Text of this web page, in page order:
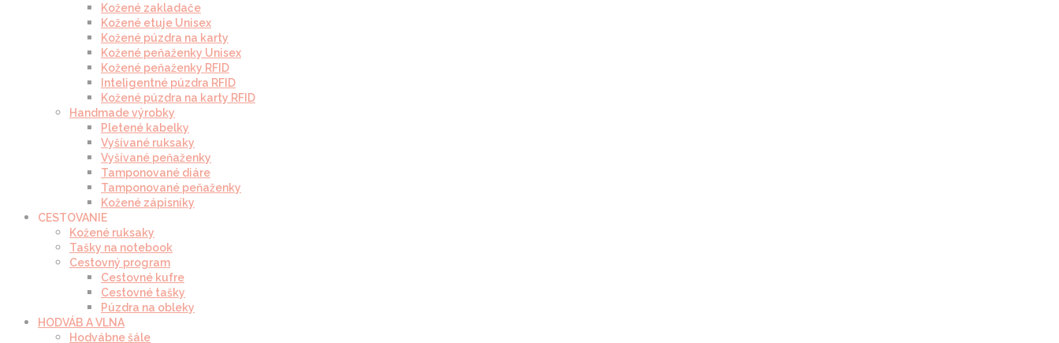
Kožené zakladače
Kožené etuje Unisex
Kožené púzdra na karty
Kožené peňaženky Unisex
Kožené peňaženky RFID
Inteligentné púzdra RFID
Kožené púzdra na karty RFID
Handmade výrobky
Pletené kabelky
Vyšívané ruksaky
Vyšívané peňaženky
Tamponované diáre
Tamponované peňaženky
Kožené zápisníky
CESTOVANIE
Kožené ruksaky
Tašky na notebook
Cestovný program
Cestovné kufre
Cestovné tašky
Púzdra na obleky
HODVÁB A VLNA
Hodvábne šále